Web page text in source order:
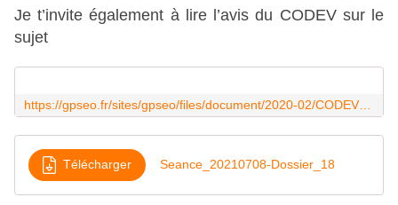
Je t’invite également à lire l’avis du CODEV sur le
sujet
https://gpseo.fr/sites/gpseo/files/document/2020-02/CODEV%20-%20Avis%20Plaine%20de%20Chanteloup%2010%2004%202019.pdf
Télécharger Seance_20210708-Dossier_18